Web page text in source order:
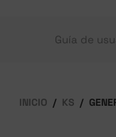
Guía de
INICIO KS